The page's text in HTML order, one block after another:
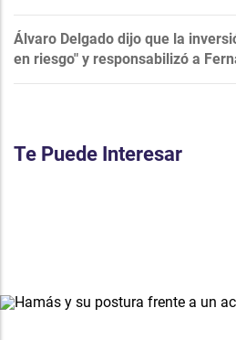
Álvaro Delgado dijo que la
en riesgo" y responsabilizó a
Te Puede Interesar